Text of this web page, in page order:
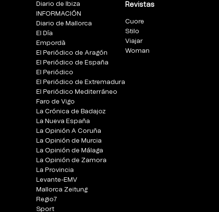
Diario de Ibiza
INFORMACIÓN
Diario de Mallorca
El Día
Empordà
El Periódico de Aragón
El Periódico de España
El Periódico
El Periódico de Extremadura
El Periódico Mediterráneo
Faro de Vigo
La Crónica de Badajoz
La Nueva España
La Opinión A Coruña
La Opinión de Murcia
La Opinión de Málaga
La Opinión de Zamora
La Provincia
Levante-EMV
Mallorca Zeitung
Regio7
Sport
Revistas
Cuore
Stilo
Viajar
Woman